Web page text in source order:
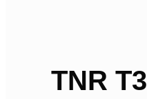
TNR T3